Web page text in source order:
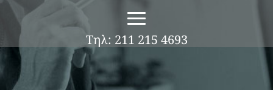
Τηλ: 211 215 4693